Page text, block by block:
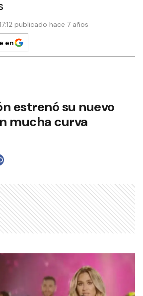
publicado hace 7 años
en
estrenó su nuevo
mucha curva